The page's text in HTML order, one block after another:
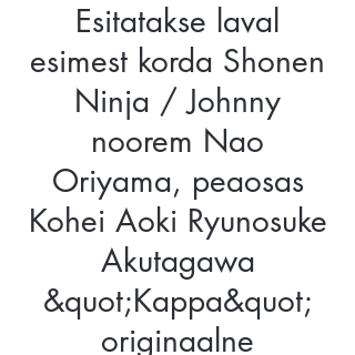
Esitatakse laval
esimest korda Shonen
Ninja / Johnny
noorem Nao
Oriyama, peaosas
Kohei Aoki Ryunosuke
Akutagawa
&quot;Kappa&quot;
originaalne